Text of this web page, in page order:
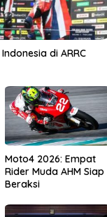
di ARRC
Moto4 2026: Empat
Rider Muda AHM Siap
Beraksi